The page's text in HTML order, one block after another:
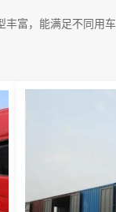
丰富，能满足不同用